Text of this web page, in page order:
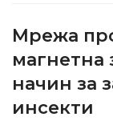
Мрежа
магнетна
начин за
инсекти